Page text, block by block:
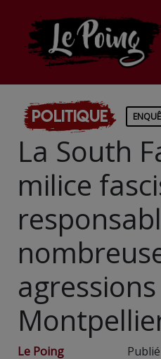
Politique
La South
milice
Le Poing